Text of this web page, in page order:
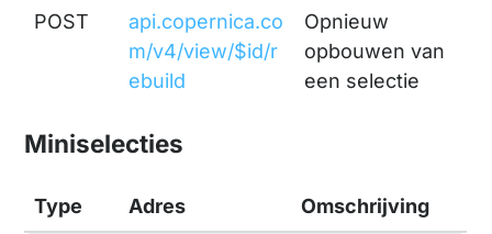
POST
api.copernica.co
m/v4/view/$id/r
ebuild
Opnieuw
opbouwen van
een selectie
Miniselecties
Type Adres Omschrijving